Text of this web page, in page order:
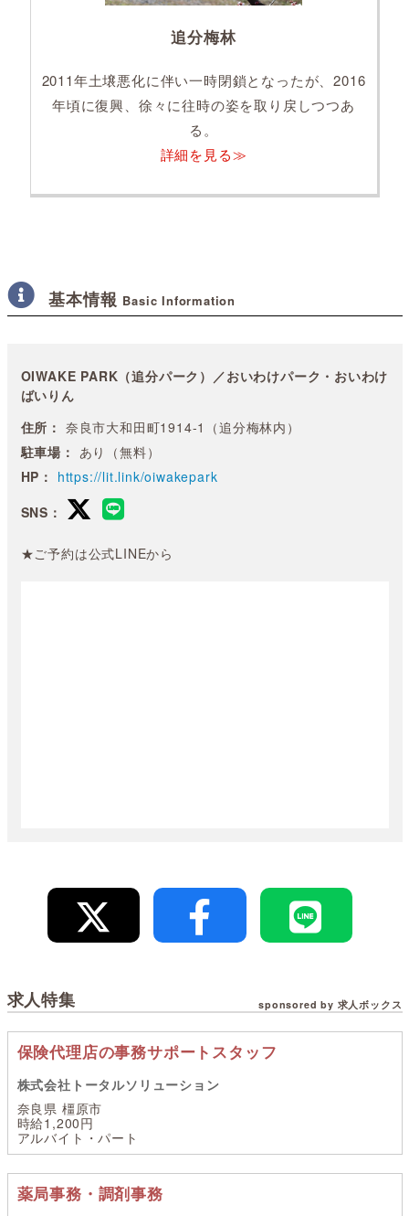
追分梅林
2011年土壌悪化に伴い一時閉鎖となったが、2016
年頃に復興、徐々に往時の姿を取り戻しつつあ
る。
詳細を見る≫
基本情報 Basic Information
OIWAKE PARK（追分パーク）／おいわけパーク・おいわけ
ばいりん
住所： 奈良市大和田町1914-1（追分梅林内）
駐車場： あり（無料）
HP： https://lit.link/oiwakepark
SNS：
★ご予約は公式LINEから
求人特集 sponsored by 求人ボックス
保険代理店の事務サポートスタッフ
株式会社トータルソリューション
奈良県 橿原市
時給1,200円
アルバイト・パート
薬局事務・調剤事務